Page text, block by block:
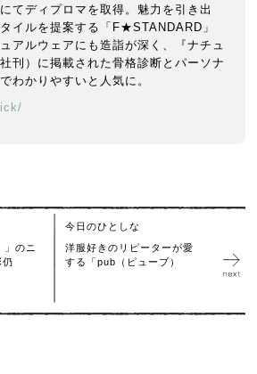
てディプロマを取得。魅力を引き出
イルを提案する「F★STANDARD」
アルウェアにも造詣が深く、『ナチュ
刊）に掲載された骨格診断とパーソナ
わかりやすいと人気に。
」のニ
仍
今日のひとしな
洋服好きのリピーターが愛
する「pub（ピューブ）